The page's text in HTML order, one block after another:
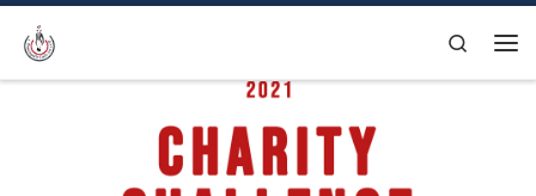
Zum Inhalt springen
Search